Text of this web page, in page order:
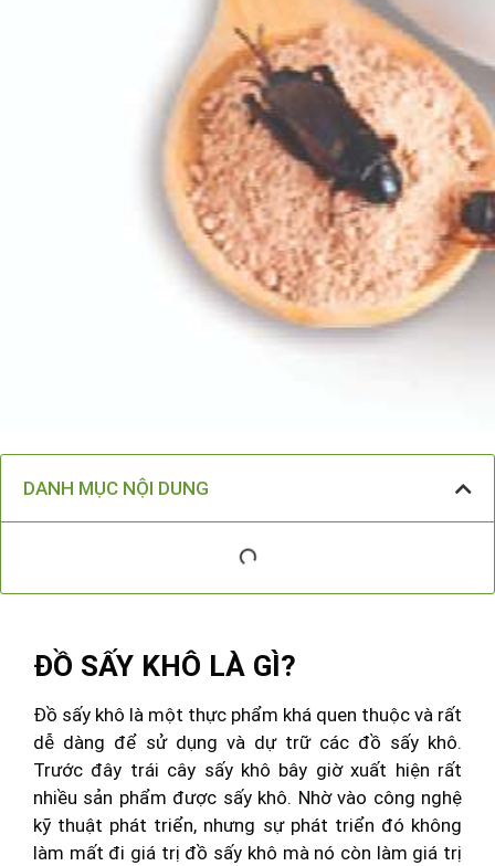
DANH MỤC NỘI DUNG
ĐỒ SẤY KHÔ LÀ GÌ?
Đồ sấy khô là một thực phẩm khá quen thuộc và rất
dễ dàng để sử dụng và dự trữ các đồ sấy khô.
Trước đây trái cây sấy khô bây giờ xuất hiện rất
nhiều sản phẩm được sấy khô. Nhờ vào công nghệ
kỹ thuật phát triển, nhưng sự phát triển đó không
làm mất đi giá trị đồ sấy khô mà nó còn làm giá trị